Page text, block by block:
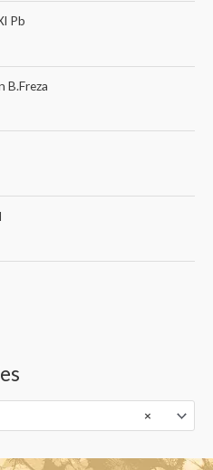
Pb
B.Freza
×